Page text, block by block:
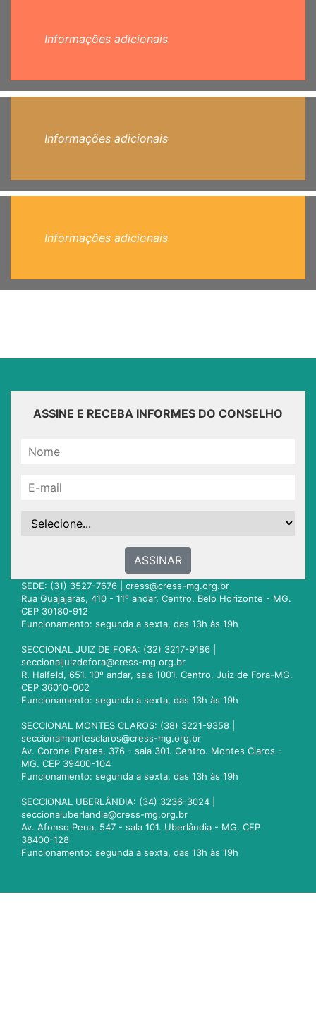
Informações adicionais
Informações adicionais
Informações adicionais
ASSINE E RECEBA INFORMES DO CONSELHO
ASSINAR
SEDE: (31) 3527-7676 | cress@cress-mg.org.br
Rua Guajajaras, 410 - 11º andar. Centro. Belo Horizonte - MG.
CEP 30180-912
Funcionamento: segunda a sexta, das 13h às 19h
SECCIONAL JUIZ DE FORA: (32) 3217-9186 |
seccionaljuizdefora@cress-mg.org.br
R. Halfeld, 651. 10º andar, sala 1001. Centro. Juiz de Fora-MG.
CEP 36010-002
Funcionamento: segunda a sexta, das 13h às 19h
SECCIONAL MONTES CLAROS: (38) 3221-9358 |
seccionalmontesclaros@cress-mg.org.br
Av. Coronel Prates, 376 - sala 301. Centro. Montes Claros -
MG. CEP 39400-104
Funcionamento: segunda a sexta, das 13h às 19h
SECCIONAL UBERLÂNDIA: (34) 3236-3024 |
seccionaluberlandia@cress-mg.org.br
Av. Afonso Pena, 547 - sala 101. Uberlândia - MG. CEP
38400-128
Funcionamento: segunda a sexta, das 13h às 19h